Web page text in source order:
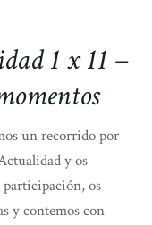
1 x 11 –
un recorrido por
y os
participación, os
y contemos con